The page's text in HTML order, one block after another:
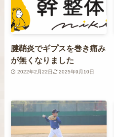
腱鞘炎でギプスを巻き痛み
が無くなりました
2022年2月22日 2025年9月10日